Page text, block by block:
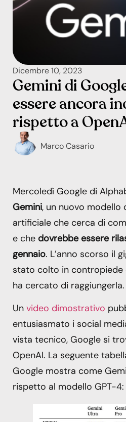
Dicembre 10, 2023
Gemini di
essere ancora
rispetto a
Marco Casario
Mercoledì Google di
Gemini, un nuovo modello
artificiale che cerca di
e che dovrebbe essere
gennaio. L’anno scorso il
stato colto in contropiede
ha cercato di raggiungerla.
Un video dimostrativo
entusiasmato i social
vista tecnico, Google si
OpenAI. La seguente
Google mostra come
rispetto al modello GPT-4: